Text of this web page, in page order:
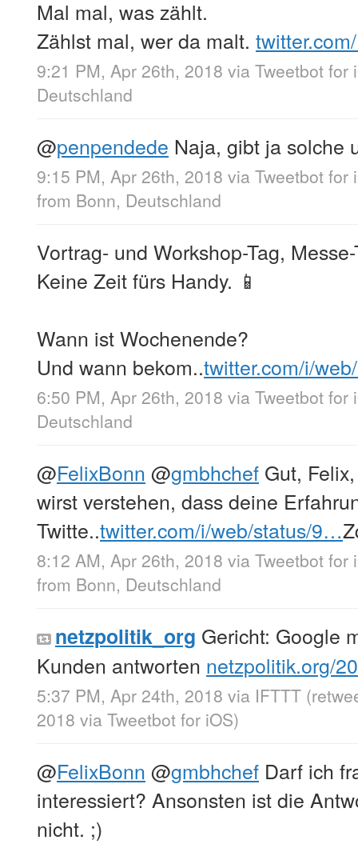
Mal mal, was zählt.
Zählst mal, wer da malt.
9:21 PM, Apr 26th, 2018 via Tweetbot for
Deutschland
@penpendede Naja, gibt ja solche
9:15 PM, Apr 26th, 2018 via Tweetbot for
from Bonn, Deutschland
Vortrag- und Workshop-Tag,
Keine Zeit fürs Handy. 📱
Wann ist Wochenende?
Und wann bekom..twitter.com/i/
6:50 PM, Apr 26th, 2018 via Tweetbot for
Deutschland
@FelixBonn @gmbhchef Gut,
wirst verstehen, dass deine
Twitte..twitter.com/i/web/status/9…
8:12 AM, Apr 26th, 2018 via Tweetbot for
from Bonn, Deutschland
netzpolitik_org Gericht: Google
Kunden antworten netzpolitik.org/
5:37 PM, Apr 24th, 2018 via IFTTT
2018 via Tweetbot for iΟS)
@FelixBonn @gmbhchef Darf ich
interessiert? Ansonsten ist die
nicht. ;)